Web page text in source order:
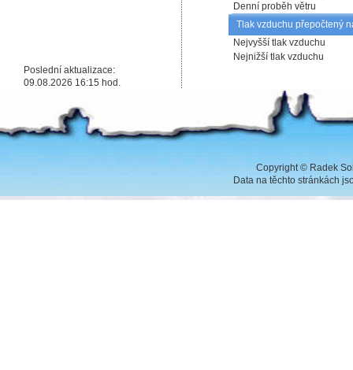
Denní proběh větru
Tlak vzduchu přepočtený
Nejvyšší tlak vzduchu
Nejnižší tlak vzduchu
Poslední aktualizace:
09.08.2026 16:15 hod.
Copyright© Radek
Data na těchto stránkách